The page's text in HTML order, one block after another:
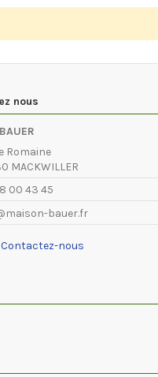
nous
Romaine
MACKWILLER
00 43 45
bauer.fr
nous